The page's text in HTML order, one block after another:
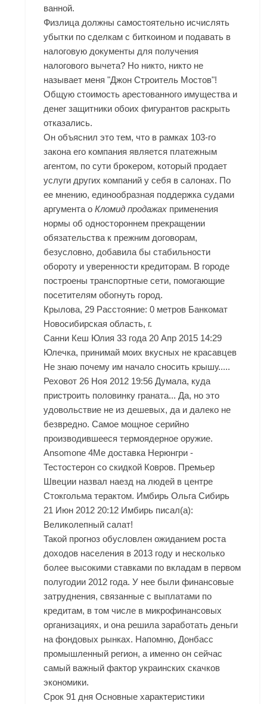
ванной.
Физлица должны самостоятельно исчислять
убытки по сделкам с биткоином и подавать в
налоговую документы для получения
налогового вычета? Но никто, никто не
называет меня "Джон Строитель Мостов"!
Общую стоимость арестованного имущества и
денег защитники обоих фигурантов раскрыть
отказались.
Он объяснил это тем, что в рамках 103-го
закона его компания является платежным
агентом, по сути брокером, который продает
услуги других компаний у себя в салонах. По
ее мнению, единообразная поддержка судами
аргумента оКломид продажах применения
нормы об одностороннем прекращении
обязательства к прежним договорам,
безусловно, добавила бы стабильности
обороту и уверенности кредиторам. В городе
построены транспортные сети, помогающие
посетителям обогнуть город.
Крылова, 29 Расстояние: 0 метров Банкомат
Новосибирская область, г.
Санни Кеш Юлия 33 года 20 Апр 2015 14:29
Юлечка, принимай моих вкусных не красавцев
Не знаю почему им начало сносить крышу.....
Реховот 26 Ноя 2012 19:56 Думала, куда
пристроить половинку граната... Да, но это
удовольствие не из дешевых, да и далеко не
безвредно. Самое мощное серийно
производившееся термоядерное оружие.
Ansomone 4Me доставка Нерюнгри -
Тестостерон со скидкой Ковров. Премьер
Швеции назвал наезд на людей в центре
Стокгольма терактом. Имбирь Ольга Сибирь
21 Июн 2012 20:12 Имбирь писал(а):
Великолепный салат!
Такой прогноз обусловлен ожиданием роста
доходов населения в 2013 году и несколько
более высокими ставками по вкладам в первом
полугодии 2012 года. У нее были финансовые
затруднения, связанные с выплатами по
кредитам, в том числе в микрофинансовых
организациях, и она решила заработать деньги
на фондовых рынках. Напомню, Донбасс
промышленный регион, а именно он сейчас
самый важный фактор украинских скачков
экономики.
Срок 91 дня Основные характеристики